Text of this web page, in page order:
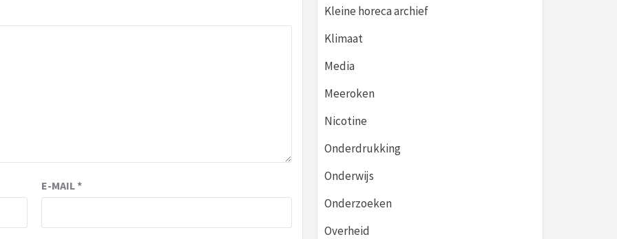
E-MAIL*
Kleine horeca archief
Klimaat
Media
Meeroken
Nicotine
Onderdrukking
Onderwijs
Onderzoeken
Overheid